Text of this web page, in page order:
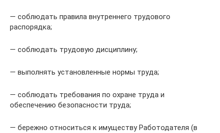
— соблюдать правила внутреннего трудового
распорядка;
— соблюдать трудовую дисциплину;
— выполнять установленные нормы труда;
— соблюдать требования по охране труда и
обеспечению безопасности труда;
— бережно относиться к имуществу Работодателя (в